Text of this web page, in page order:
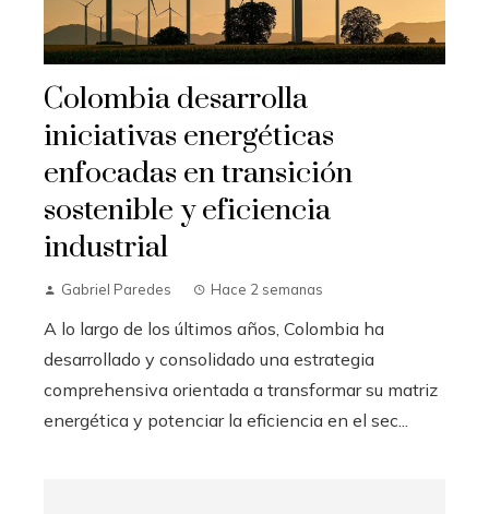
Colombia desarrolla
iniciativas energéticas
enfocadas en transición
sostenible y eficiencia
industrial
Gabriel Paredes Hace 2 semanas
A lo largo de los últimos años, Colombia ha
desarrollado y consolidado una estrategia
comprehensiva orientada a transformar su matriz
energética y potenciar la eficiencia en el sec...